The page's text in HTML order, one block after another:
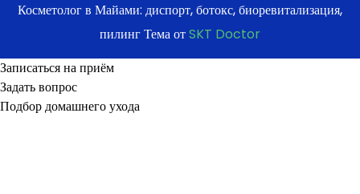
Косметолог в Майами: диспорт, ботокс, биоревитализация,
пилинг Тема отSKT Doctor
Записаться на приём
Задать вопрос
Подбор домашнего ухода